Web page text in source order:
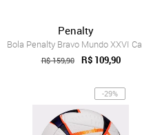
Penalty
R$ 159,90 R$ 109,90
-29%